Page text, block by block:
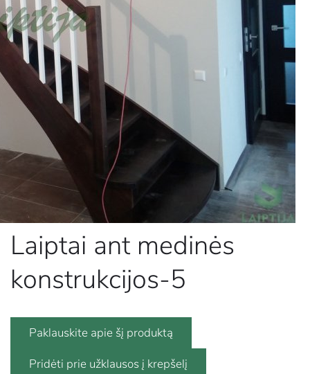
Laiptai ant medinės
konstrukcijos-5
Paklauskite apie šį produktą